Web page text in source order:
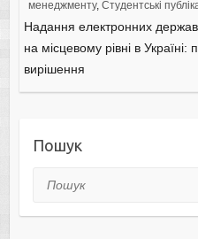
менеджменту, Студентські
Надання електронних
на місцевому рівні в
вирішення
Пошук
Пошук